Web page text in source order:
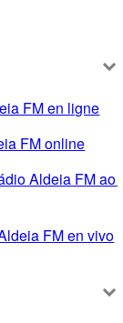
FM en ligne
FM online
Aldeia FM ao
FM en vivo